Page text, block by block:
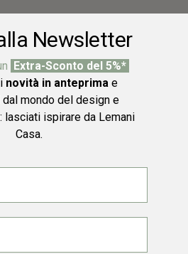
Newsletter
Extra-Sconto del 5%*
novità in anteprima e
dal mondo del design e
lasciati ispirare da Lemani
Casa.